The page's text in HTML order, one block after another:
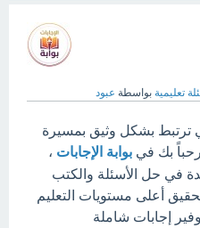
تعليمية بواسطة عبود
ترتبط بشكل وثيق بمسيرة
بك في بوابة الإجابات ،
في حل الأسئلة والكتب
أعلى مستويات التعليم
إجابات شاملة